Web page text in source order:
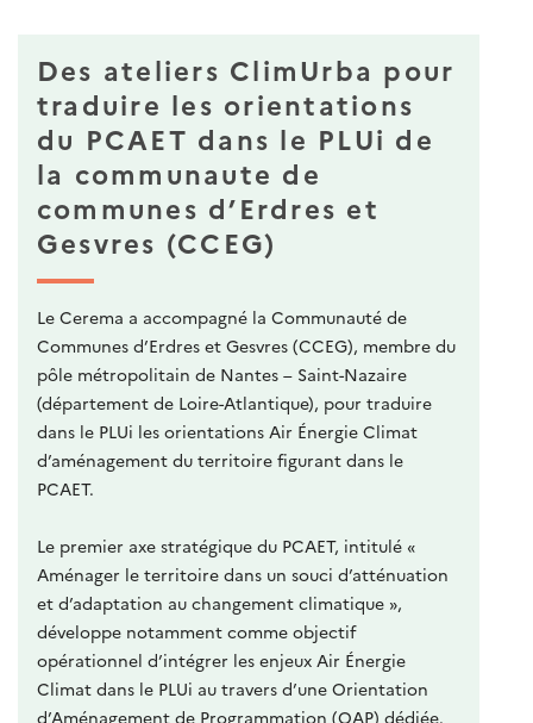
Des ateliers ClimUrba pour
traduire les orientations
du PCAET dans le PLUi de
la communaute de
communes d’Erdres et
Gesvres (CCEG)
Le Cerema a accompagné la Communauté de
Communes d’Erdres et Gesvres (CCEG), membre du
pôle métropolitain de Nantes – Saint-Nazaire
(département de Loire-Atlantique), pour traduire
dans le PLUi les orientations Air Énergie Climat
d’aménagement du territoire figurant dans le
PCAET.
Le premier axe stratégique du PCAET, intitulé «
Aménager le territoire dans un souci d’atténuation
et d’adaptation au changement climatique »,
développe notamment comme objectif
opérationnel d’intégrer les enjeux Air Énergie
Climat dans le PLUi au travers d’une Orientation
d’Aménagement de Programmation (OAP) dédiée.